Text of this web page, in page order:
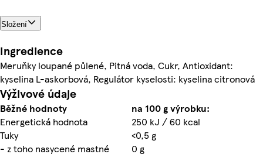
Složení
Ingredience
Meruňky loupané půlené, Pitná voda, Cukr, Antioxidant:
kyselina L-askorbová, Regulátor kyselosti: kyselina citronová
Výživové údaje
Běžné hodnoty
na 100 g výrobku:
Energetická hodnota
250 kJ / 60 kcal
Tuky
<0,5 g
- z toho nasycené mastné
0 g